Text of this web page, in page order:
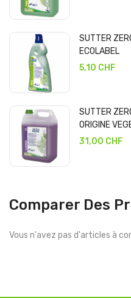
SUTTER
ECOLABEL
5,10 CHF
SUTTER
ORIGINE
31,00 CHF
Comparer Des
Vous n'avez pas d'articles à